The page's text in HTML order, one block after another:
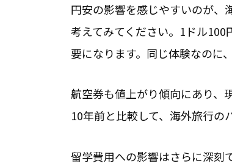
円安の影響を感じやすいのが、
考えてみてください。1ドル
要になります。同じ体験なのに
航空券も値上がり傾向にあり、
10年前と比較して、海外旅行の
留学費用への影響はさらに深刻